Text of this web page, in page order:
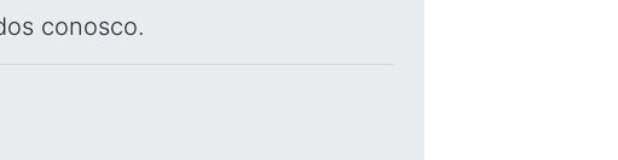
conosco.